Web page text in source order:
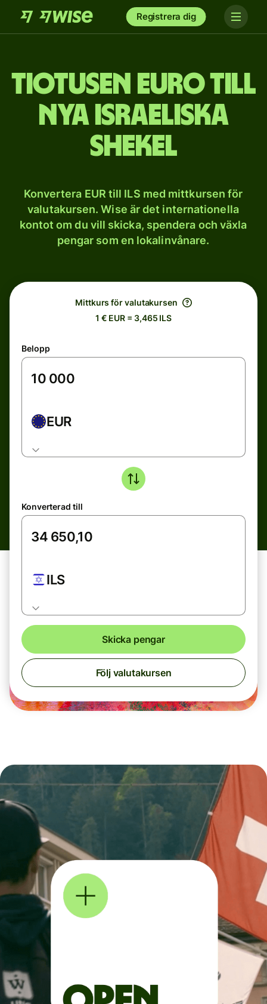
Registrera dig
tio­tusen euro till
nya israeliska
shekel
Konvertera EUR till ILS med mittkursen för
valutakursen. Wise är det internationella
kontot om du vill skicka, spendera och växla
pengar som en lokalinvånare.
Mittkurs för valutakursen
1 € EUR = 3,465 ILS
Belopp
EUR
Konverterad till
ILS
Skicka pengar
Följ valutakursen